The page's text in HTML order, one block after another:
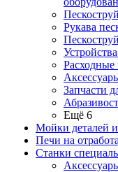
Рукава
Расходные
Запчасти
Ещё 6
Мойки деталей и
Печи на
Станки